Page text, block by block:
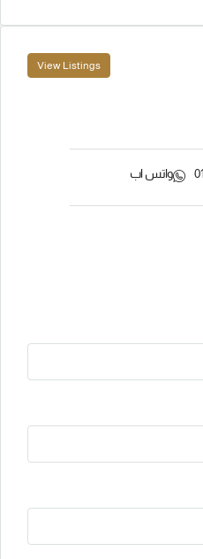
View Listings
واتس اب